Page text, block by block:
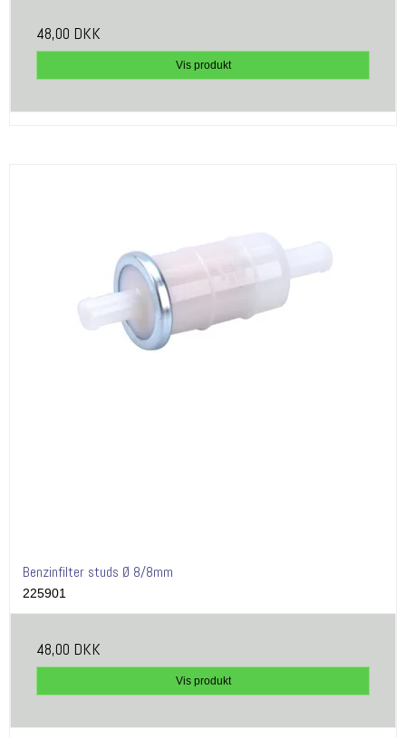
48,00 DKK
Vis produkt
Benzinfilter studs Ø 8/8mm
225901
48,00 DKK
Vis produkt